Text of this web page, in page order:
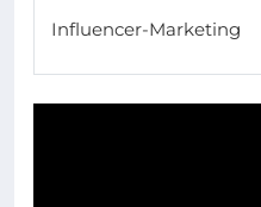
Influencer-Marketing